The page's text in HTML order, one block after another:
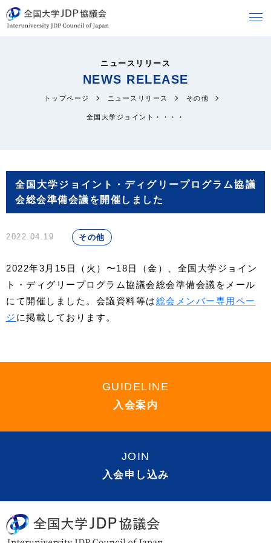
ニュースリリース
NEWS RELEASE
トップページ ニュースリリース その他
全国大学ジョイント・・・・
全国大学ジョイント・ディグリープログラム協議
会総会準備会議を開催しました
2022.04.19 その他
2022年3月15日（火）〜18日（金）、全国大学ジョイン
ト・ディグリープログラム協議会総会準備会議をメール
にて開催しました。会議資料等は総会メンバー専用ペー
ジ に掲載しております。
GUIDELINE
入会案内
JOIN
入会申し込み